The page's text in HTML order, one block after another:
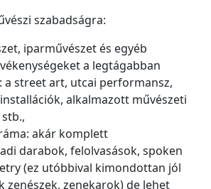
szabadságra:
iparművészet és egyéb
a legtágabban
a street art, utcai performansz,
alkalmazott művészeti
akár komplett
darabok, felolvasások, spoken
(ez utóbbival kimondottan jól
zenészek, zenekarok) de lehet